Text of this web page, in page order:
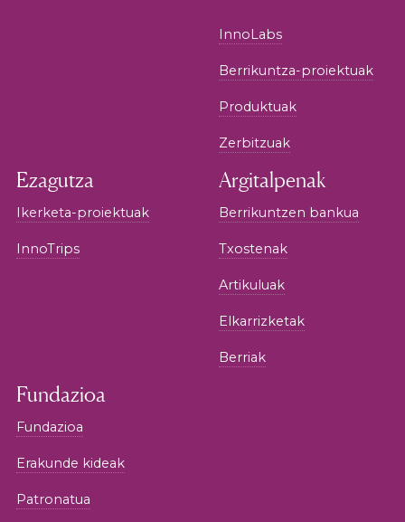
InnoLabs
Berrikuntza-proiektuak
Produktuak
Zerbitzuak
Ezagutza
Ikerketa-proiektuak
InnoTrips
Argitalpenak
Berrikuntzen bankua
Txostenak
Artikuluak
Elkarrizketak
Berriak
Fundazioa
Fundazioa
Erakunde kideak
Patronatua